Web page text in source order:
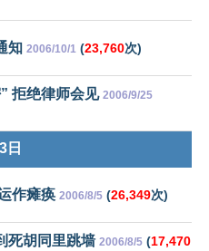
知 2006/10/1 (23,760次)
拒绝律师会见 2006/9/25
日
作瘫痪 2006/8/5 (26,349次)
死胡同里跳墙 2006/8/5 (17,470